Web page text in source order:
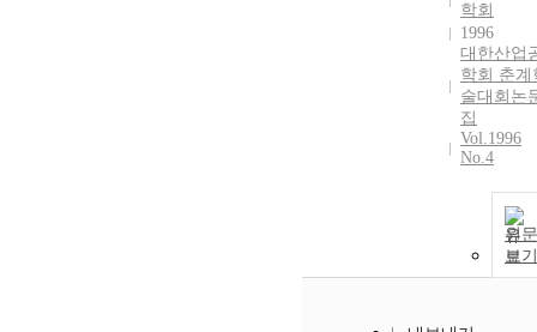
학회
1996
대한산업
학회 춘계
술대회논
집
Vol.1996
No.4
원문
보기